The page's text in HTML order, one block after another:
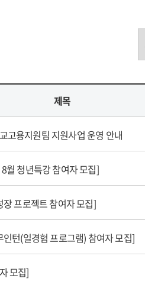
제목
고용지원팀 지원사업 운영 안내
월 청년특강 참여자 모집]
프로젝트 참여자 모집]
턴(일경험 프로그램) 참여자 모집]
모집]